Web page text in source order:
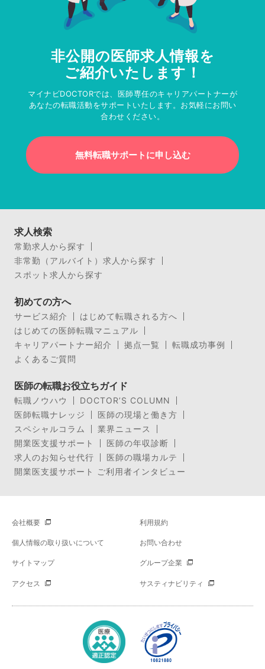
非公開の医師求人情報を
ご紹介いたします！
マイナビDOCTORでは、医師専任のキャリアパートナーが
あなたの転職活動をサポートいたします。お気軽にお問い
合わせください。
無料転職サポートに申し込む
求人検索
常勤求人から探す
非常勤（アルバイト）求人から探す
スポット求人から探す
初めての方へ
サービス紹介
はじめて転職される方へ
はじめての医師転職マニュアル
キャリアパートナー紹介
拠点一覧
転職成功事例
よくあるご質問
医師の転職お役立ちガイド
転職ノウハウ
DOCTOR’S COLUMN
医師転職ナレッジ
医師の現場と働き方
スペシャルコラム
業界ニュース
開業医支援サポート
医師の年収診断
求人のお知らせ代行
医師の職場カルテ
開業医支援サポート ご利用者インタビュー
会社概要 利用規約
個人情報の取り扱いについて お問い合わせ
サイトマップ グループ企業
アクセス サスティナビリティ